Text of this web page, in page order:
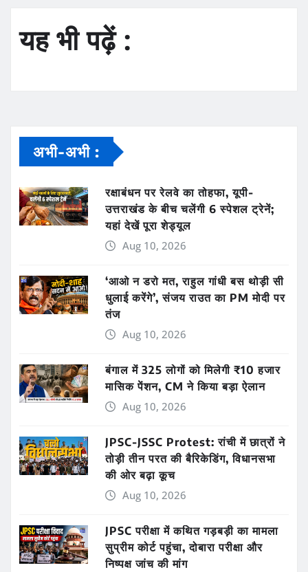
यह भी पढ़ें :
अभी-अभी :
रक्षाबंधन पर रेलवे का तोहफा, यूपी-
उत्तराखंड के बीच चलेंगी 6 स्पेशल ट्रेनें;
यहां देखें पूरा शेड्यूल
Aug 10, 2026
‘आओ न डरो मत, राहुल गांधी बस थोड़ी सी
धुलाई करेंगे’, संजय राउत का PM मोदी पर
तंज
Aug 10, 2026
बंगाल में 325 लोगों को मिलेगी ₹10 हजार
मासिक पेंशन, CM ने किया बड़ा ऐलान
Aug 10, 2026
JPSC-JSSC Protest: रांची में छात्रों ने
तोड़ी तीन परत की बैरिकेडिंग, विधानसभा
की ओर बढ़ा कूच
Aug 10, 2026
JPSC परीक्षा में कथित गड़बड़ी का मामला
सुप्रीम कोर्ट पहुंचा, दोबारा परीक्षा और
निष्पक्ष जांच की मांग